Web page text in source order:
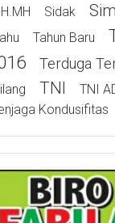
Sidak
Tahun Baru
Terduga
TNI TNI
Kondusifitas